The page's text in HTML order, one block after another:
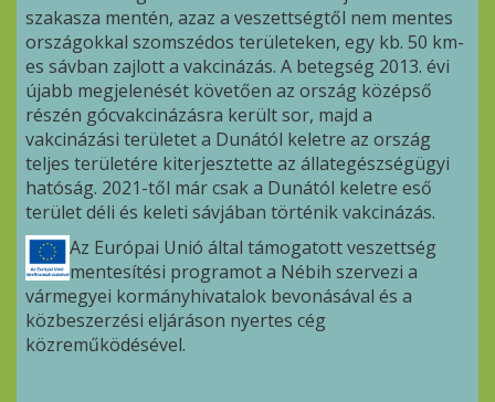
szakasza mentén, azaz a veszettségtől nem mentes
országokkal szomszédos területeken, egy kb. 50 km-
es sávban zajlott a vakcinázás. A betegség 2013. évi
újabb megjelenését követően az ország középső
részén gócvakcinázásra került sor, majd a
vakcinázási területet a Dunától keletre az ország
teljes területére kiterjesztette az állategészségügyi
hatóság. 2021-től már csak a Dunától keletre eső
terület déli és keleti sávjában történik vakcinázás.
Az Európai Unió által támogatott veszettség
mentesítési programot a Nébih szervezi a
vármegyei kormányhivatalok bevonásával és a
közbeszerzési eljáráson nyertes cég
közreműködésével.